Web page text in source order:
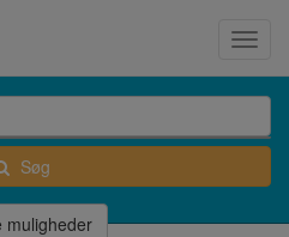
Søg
muligheder